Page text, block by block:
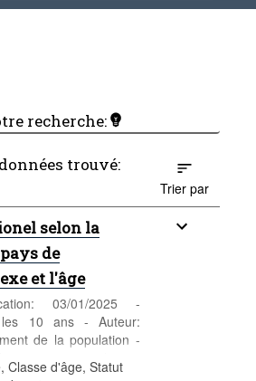
recherche:
trouvé:
Trier par
selon la
de
et l'âge
03/01/2025 -
les 10 ans - Auteur:
de la population -
et emploi -
population, sexe,
Classe d'âge, Statut